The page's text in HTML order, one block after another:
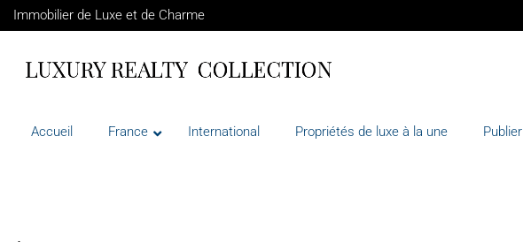
Immobilier de Luxe et de Charme
Accueil France International Propriétés de luxe à la une Publier